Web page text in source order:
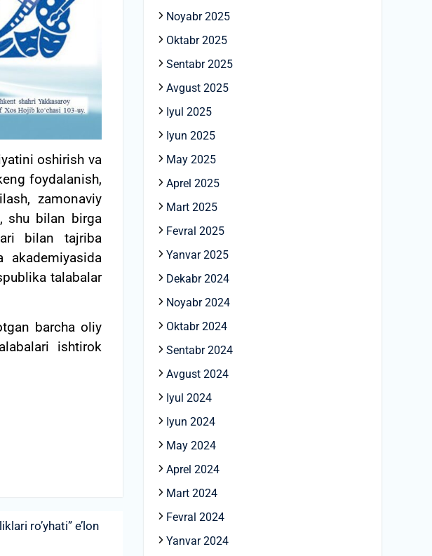
oshirish va
foydalanish,
zamonaviy
shu bilan birga
bilan tajriba
akademiyasida
talabalar
barcha oliy
ishtirok
ro’yhati” e’lon
Noyabr 2025
Oktabr 2025
Sentabr 2025
Avgust 2025
Iyul 2025
Iyun 2025
May 2025
Aprel 2025
Mart 2025
Fevral 2025
Yanvar 2025
Dekabr 2024
Noyabr 2024
Oktabr 2024
Sentabr 2024
Avgust 2024
Iyul 2024
Iyun 2024
May 2024
Aprel 2024
Mart 2024
Fevral 2024
Yanvar 2024